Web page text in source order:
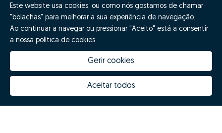
How much is my house worth
Why choose Zome
Prizes
Zome Innovation
Hubs Zome
Contacts
Este website usa cookies, ou como nós gostamos de chamar
"bolachas" para melhorar a sua experiência de navegação.
Ao continuar a navegar ou pressionar "Aceito" está a consentir
a nossa política de cookies.
Gerir cookies
Aceitar todos